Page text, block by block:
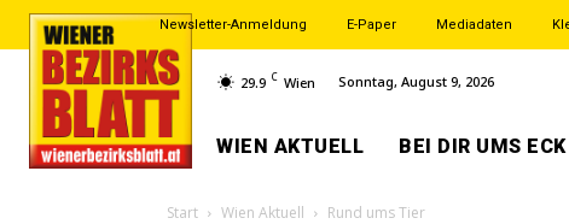
Newsletter-Anmeldung E-Paper Mediadaten
29.9 C Wien Sonntag, August 9, 2026
WIEN AKTUELL BEI DIR UMS ECK
Start Wien Aktuell Rund ums Tier